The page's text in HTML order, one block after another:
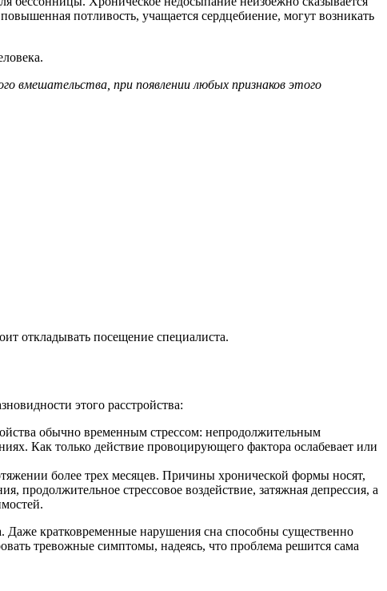
потливость, учащается сердцебиение, могут возникать
вмешательства, при появлении любых признаков этого
откладывать посещение специалиста.
этого расстройства:
обычно временным стрессом: непродолжительным
Как только действие провоцирующего фактора ослабевает или
более трех месяцев. Причины хронической формы носят,
продолжительное стрессовое воздействие, затяжная депрессия, а
Даже кратковременные нарушения сна способны существенно
тревожные симптомы, надеясь, что проблема решится сама